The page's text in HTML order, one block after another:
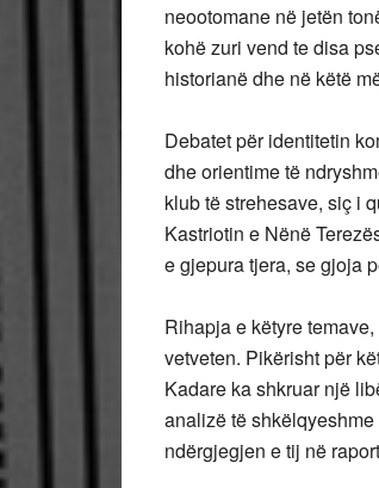
neootomane në jetën
kohë zuri vend te disa
historianë dhe në këtë
Debatet për identitetin
dhe orientime të
klub të strehesave, siç i
Kastriotin e Nënë
e gjepura tjera, se gjoja
Rihapja e këtyre
vetveten. Pikërisht për
Kadare ka shkruar një
analizë të
ndërgjegjen e tij në